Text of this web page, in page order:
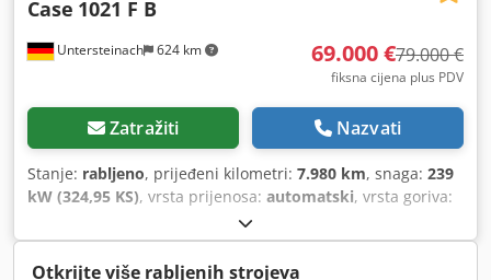
Untersteinach 624 km
Case 1021 F B
69.000 €79.000 €
fiksna cijena plus PDV
Zatražiti Nazvati
Stanje: rabljeno, prijeđeni kilometri: 7.980 km, snaga: 239
kW (324,95 KS), vrsta prijenosa: automatski, vrsta goriva:
, prva registracija:
proizvodnje:2013, Oprema:klima uređaj,
Otkrijte više rabljenih strojeva